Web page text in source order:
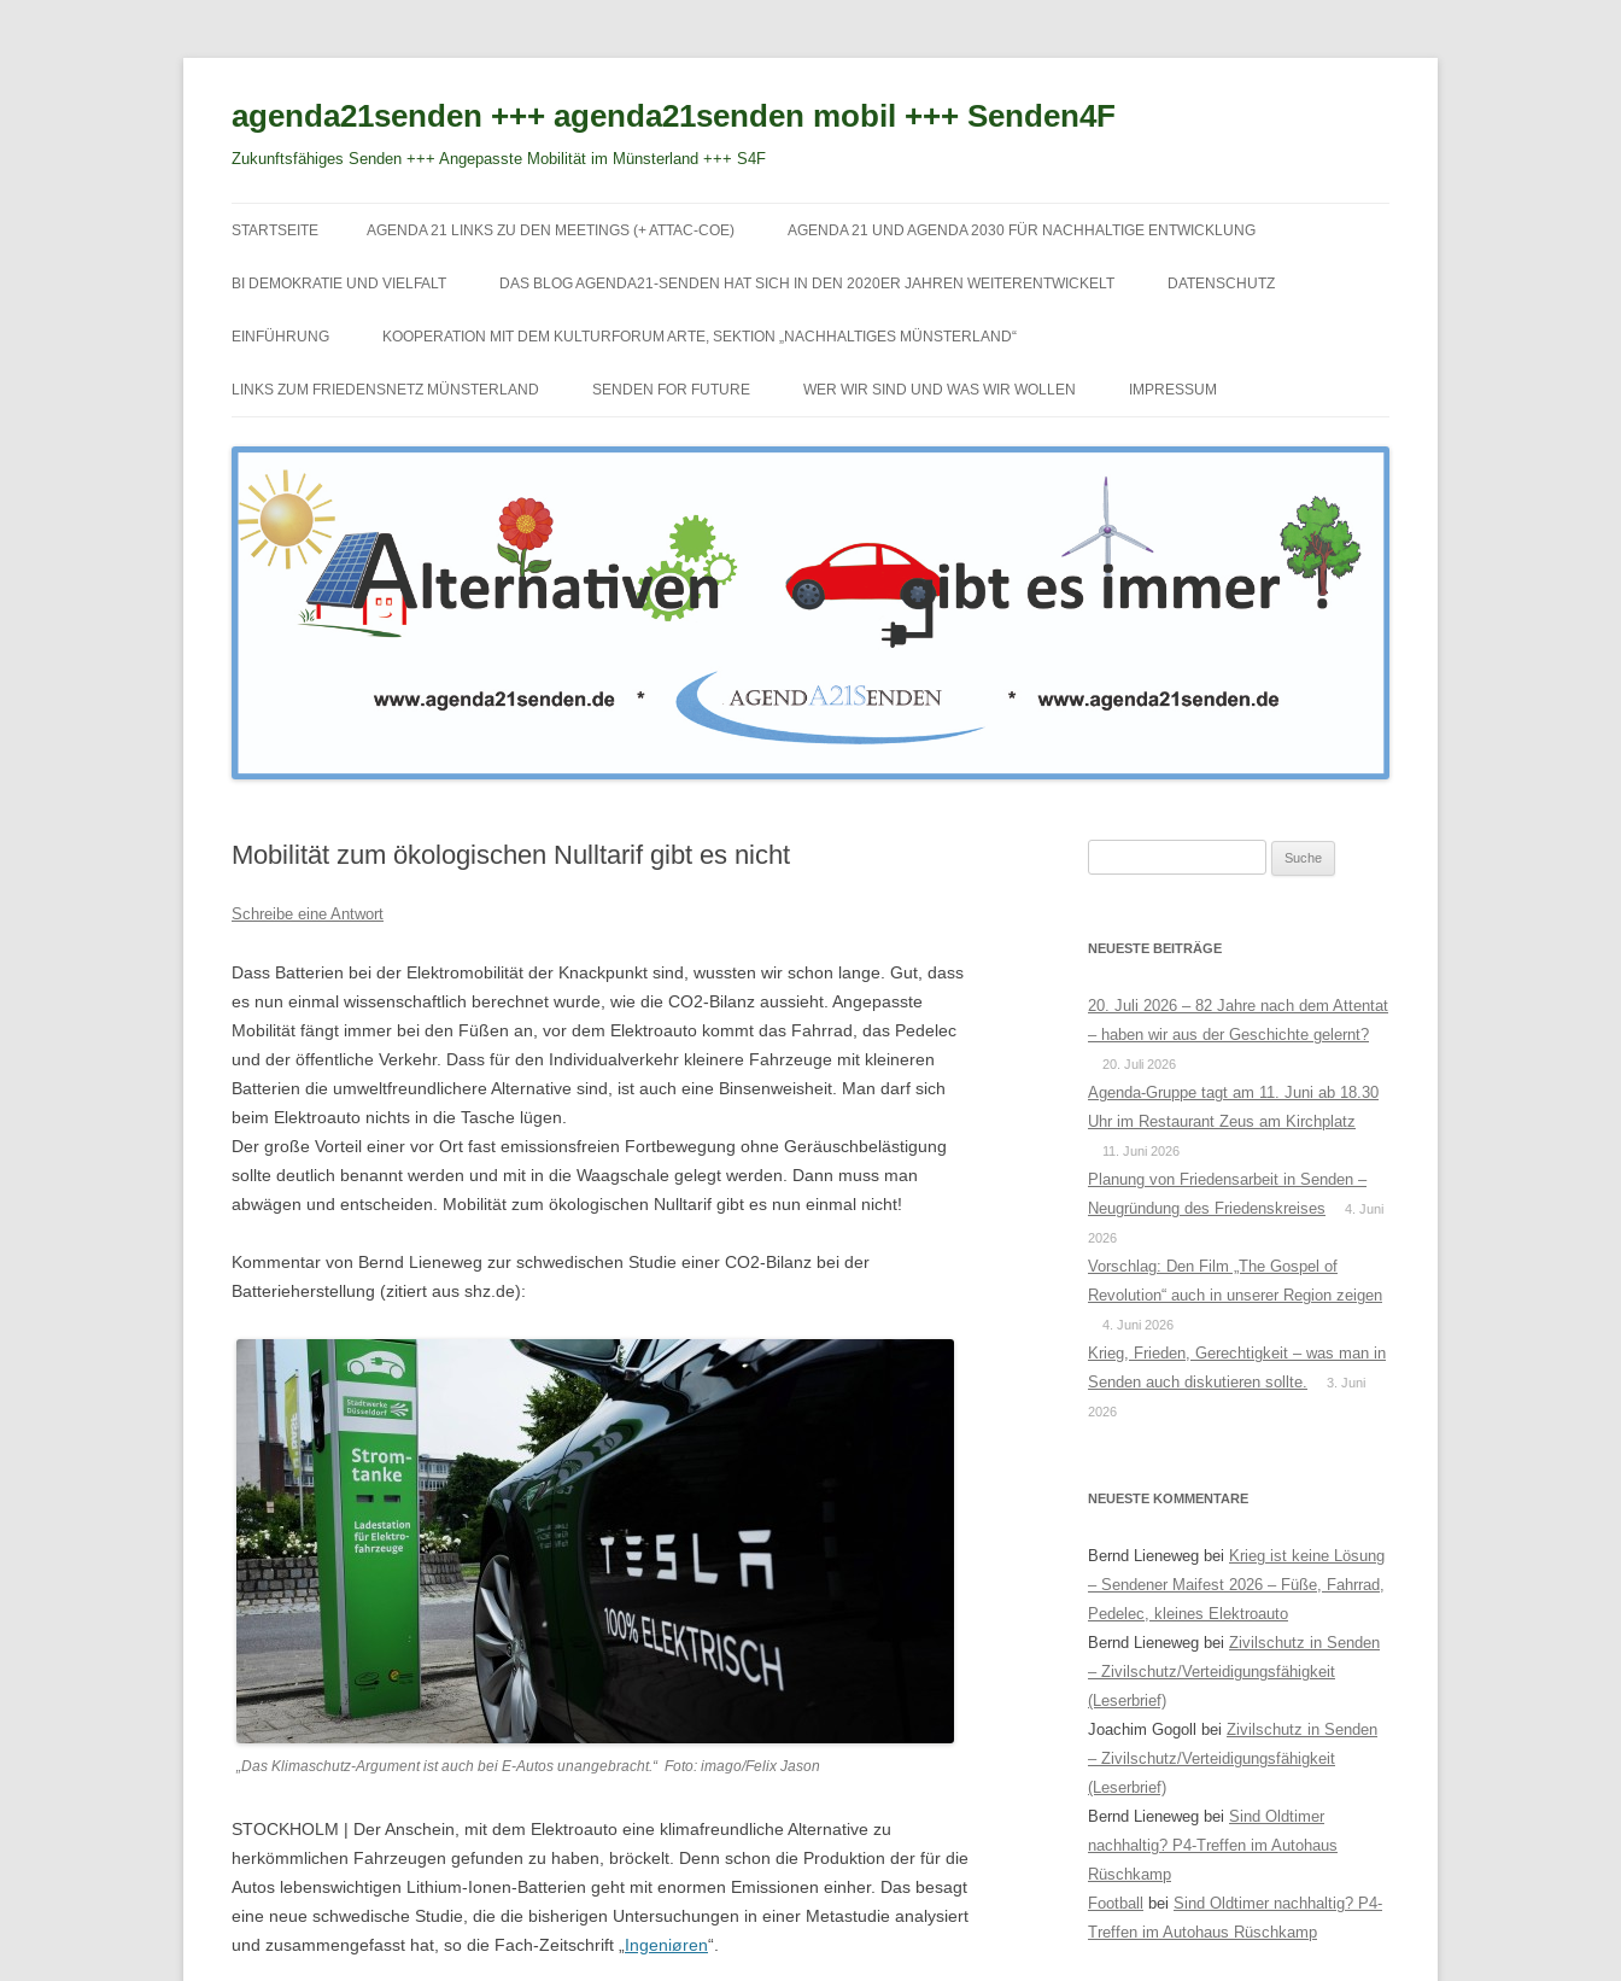
agenda21senden +++ agenda21senden mobil +++ Senden4F
Zukunftsfähiges Senden +++ Angepasste Mobilität im Münsterland +++ S4F
Inhalt
STARTSEITE AGENDA 21 LINKS ZU DEN MEETINGS (+ ATTAC-COE) AGENDA 21 UND AGENDA 2030 FÜR NACHHALTIGE ENTWICKLUNG
BI DEMOKRATIE UND VIELFALT DAS BLOG AGENDA21-SENDEN HAT SICH IN DEN 2020ER JAHREN WEITERENTWICKELT DATENSCHUTZ
EINFÜHRUNG KOOPERATION MIT DEM KULTURFORUM ARTE, SEKTION „NACHHALTIGES MÜNSTERLAND“
LINKS ZUM FRIEDENSNETZ MÜNSTERLAND SENDEN FOR FUTURE WER WIR SIND UND WAS WIR WOLLEN IMPRESSUM
Mobilität zum ökologischen Nulltarif gibt es nicht
Schreibe eine Antwort
Dass Batterien bei der Elektromobilität der Knackpunkt sind, wussten wir schon lange. Gut, dass
es nun einmal wissenschaftlich berechnet wurde, wie die CO2-Bilanz aussieht. Angepasste
Mobilität fängt immer bei den Füßen an, vor dem Elektroauto kommt das Fahrrad, das Pedelec
und der öffentliche Verkehr. Dass für den Individualverkehr kleinere Fahrzeuge mit kleineren
Batterien die umweltfreundlichere Alternative sind, ist auch eine Binsenweisheit. Man darf sich
beim Elektroauto nichts in die Tasche lügen.
Der große Vorteil einer vor Ort fast emissionsfreien Fortbewegung ohne Geräuschbelästigung
sollte deutlich benannt werden und mit in die Waagschale gelegt werden. Dann muss man
abwägen und entscheiden. Mobilität zum ökologischen Nulltarif gibt es nun einmal nicht!
Kommentar von Bernd Lieneweg zur schwedischen Studie einer CO2-Bilanz bei der
Batterieherstellung (zitiert aus shz.de):
„Das Klimaschutz-Argument ist auch bei E-Autos unangebracht.“ Foto: imago/Felix Jason
STOCKHOLM | Der Anschein, mit dem Elektroauto eine klimafreundliche Alternative zu
herkömmlichen Fahrzeugen gefunden zu haben, bröckelt. Denn schon die Produktion der für die
Autos lebenswichtigen Lithium-Ionen-Batterien geht mit enormen Emissionen einher. Das besagt
eine neue schwedische Studie, die die bisherigen Untersuchungen in einer Metastudie analysiert
und zusammengefasst hat, so die Fach-Zeitschrift „ Ingeniøren“.
NEUESTE BEITRÄGE
20. Juli 2026 – 82 Jahre nach dem Attentat
– haben wir aus der Geschichte gelernt?
20. Juli 2026
Agenda-Gruppe tagt am 11. Juni ab 18.30
Uhr im Restaurant Zeus am Kirchplatz
11. Juni 2026
Planung von Friedensarbeit in Senden –
Neugründung des Friedenskreises
4. Juni
2026
Vorschlag: Den Film „The Gospel of
Revolution“ auch in unserer Region zeigen
4. Juni 2026
Krieg, Frieden, Gerechtigkeit – was man in
Senden auch diskutieren sollte.
3. Juni
2026
NEUESTE KOMMENTARE
Bernd Lieneweg bei Krieg ist keine Lösung
– Sendener Maifest 2026 – Füße, Fahrrad,
Pedelec, kleines Elektroauto
Bernd Lieneweg bei Zivilschutz in Senden
– Zivilschutz/Verteidigungsfähigkeit
(Leserbrief)
Joachim Gogoll
bei Zivilschutz in Senden
– Zivilschutz/Verteidigungsfähigkeit
(Leserbrief)
Bernd Lieneweg bei Sind Oldtimer
nachhaltig? P4-Treffen im Autohaus
Rüschkamp
Football
bei Sind Oldtimer nachhaltig? P4-
Treffen im Autohaus Rüschkamp